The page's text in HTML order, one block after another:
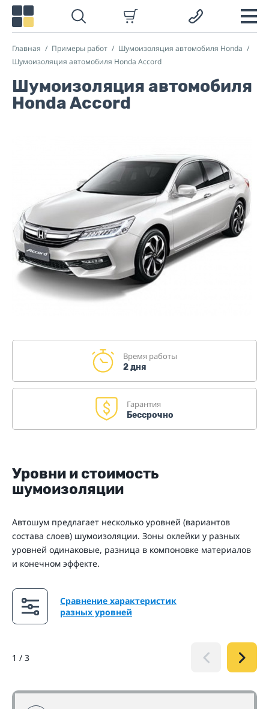
Главная Примеры работ
Шумоизоляция автомобиля Honda
Шумоизоляция автомобиля Honda Accord
Шумоизоляция автомобиля
Honda Accord
Время работы
2 дня
Гарантия
Бессрочно
Уровни и стоимость
шумоизоляции
Автошум предлагает несколько уровней (вариантов
состава слоев) шумоизоляции. Зоны оклейки у разных
уровней одинаковые, разница в компоновке материалов
и конечном эффекте.
Сравнение характеристик
разных уровней
1 / 3